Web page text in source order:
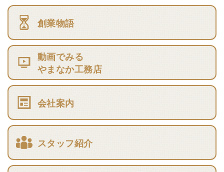
創業物語
動画でみる
やまなか工務店
会社案内
スタッフ紹介